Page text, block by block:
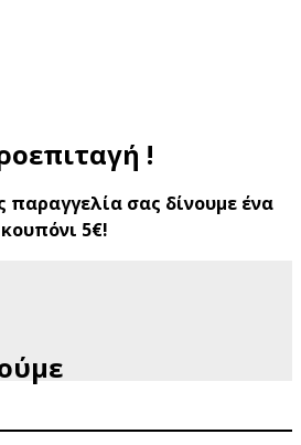
!
παραγγελία σας δίνουμε ένα
κουπόνι 5€!